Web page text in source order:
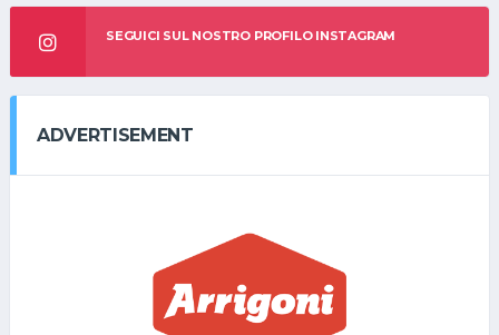
SEGUICI SUL NOSTRO PROFILO INSTAGRAM
ADVERTISEMENT